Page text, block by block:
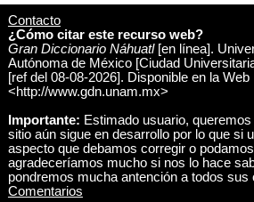
Contacto
¿Cómo citar este recurso web?
Gran Diccionario Náhuatl[en línea].
Autónoma de México [Ciudad
[ref del 08-08-2026]. Disponible en la Web
<http://www.gdn.unam.mx>
Importante: Estimado usuario,
sitio aún sigue en desarrollo por lo que si
aspecto que debamos corregir o
agradeceríamos mucho si nos lo hace
pondremos mucha antención a todos sus
Comentarios